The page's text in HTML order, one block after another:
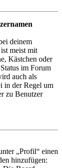
deinem
meist mit
Kästchen oder
im Forum
auch als
in der Regel um
zu Benutzer
„Profil“ einen
hinzufügen: